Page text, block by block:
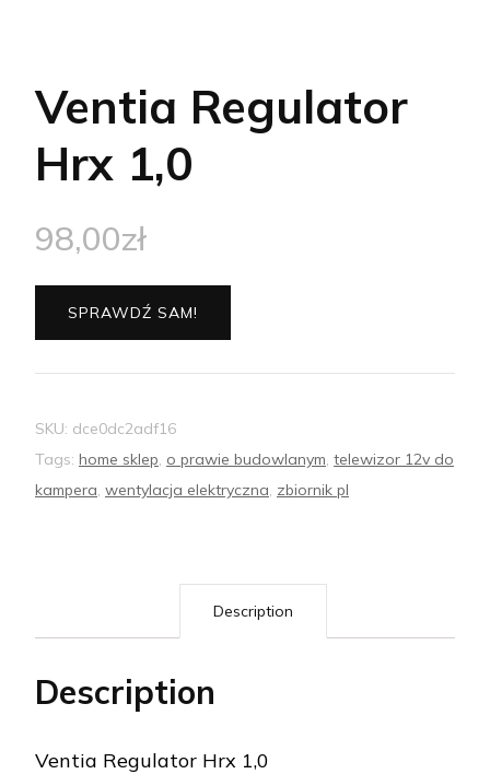
Ventia Regulator
Hrx 1,0
98,00zł
SPRAWDŹ SAM!
SKU: dce0dc2adf16
Tags: home sklep, o prawie budowlanym, telewizor 12v do
kampera, wentylacja elektryczna, zbiornik pl
Description
Description
Ventia Regulator Hrx 1,0